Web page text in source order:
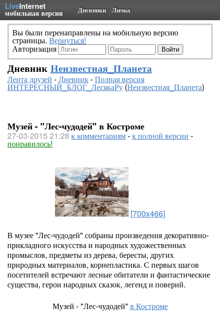
LiveInternet
мобильная версия Дневники Личка
Вы были перенаправлены на мобильную версию
страницы. Вернуться!
Авторизация
Дневник Неизвестная_Планета
Лента друзей -Дневник-Полная версия
ИНТЕРЕСНЫЙ_БЛОГ_ЛесякаРу(Неизвестная_Планета)
Музей - "Лес-чудодей" в Костроме
27-03-2015 21:28 к комментариям-к полной версии -
понравилось!
[700x466]
В музее "Лес-чудодей" собраны произведения декоративно-
прикладного искусства и народных художественных
промыслов, предметы из дерева, бересты, других
природных материалов, корнепластика. С первых шагов
посетителей встречают лесные обитатели и фантастические
существа, герои народных сказок, легенд и поверий.
Музей - "Лес-чудодей" в Костроме